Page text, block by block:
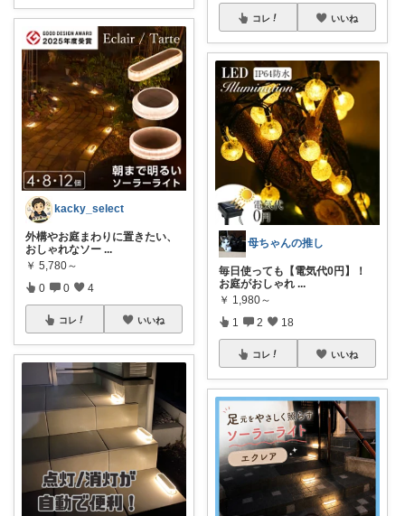
kacky_select
外構やお庭まわりに置きたい、
おしゃれなソー ...
￥ 5,780～
0 0 4
コレ いいね
コレ いいね
母ちゃんの推し
毎日使っても【電気代0円】！
お庭がおしゃれ ...
￥ 1,980～
1 2 18
コレ いいね